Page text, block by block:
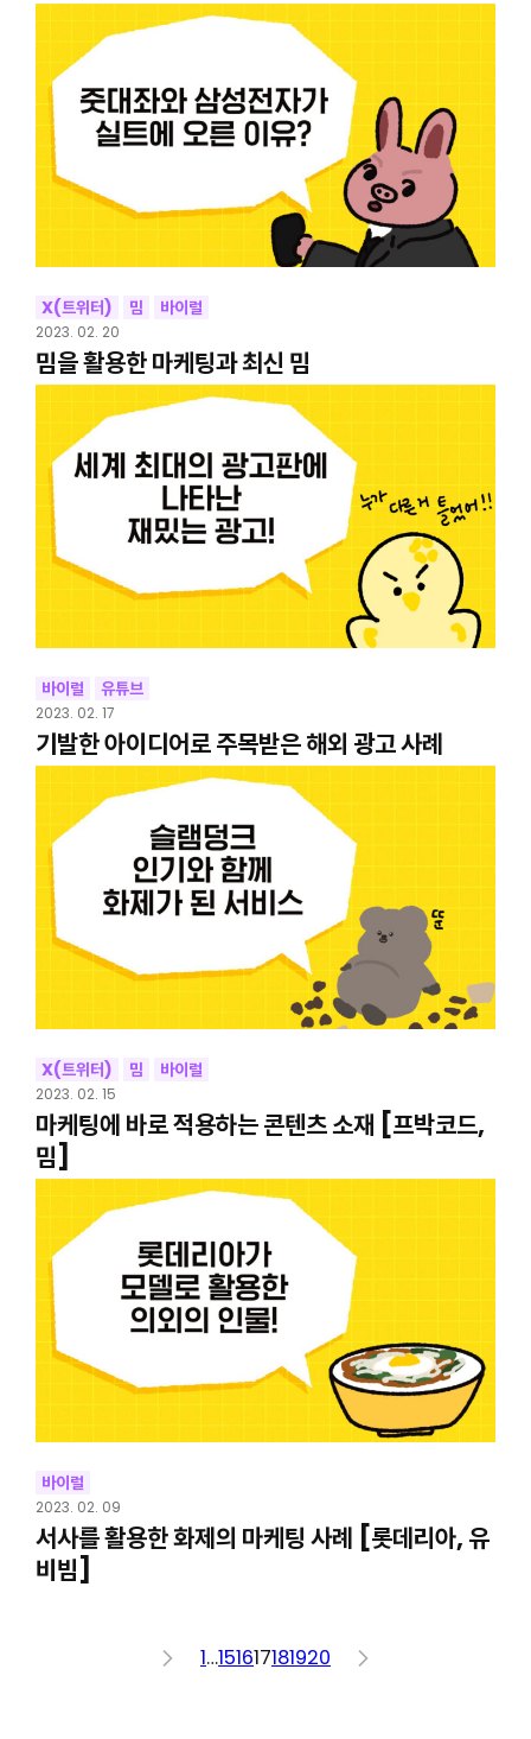
X(트위터) 밈 바이럴
2023. 02. 20
밈을 활용한 마케팅과 최신 밈
바이럴 유튜브
2023. 02. 17
기발한 아이디어로 주목받은 해외 광고 사례
X(트위터) 밈 바이럴
2023. 02. 15
마케팅에 바로 적용하는 콘텐츠 소재 [프박코드,
밈]
바이럴
2023. 02. 09
서사를 활용한 화제의 마케팅 사례 [롯데리아, 유
비빔]
< 1…151617181920 >